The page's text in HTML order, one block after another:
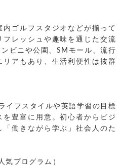
内ゴルフスタジオなどが揃って
フレッシュや趣味を通じた交流
ビニや公園、SMモール、流行
アもあり、生活利便性は抜群
イフスタイルや英語学習の目標
豊富に用意。初心者からビジ
働きながら学ぶ」社会人のた
気プログラム）